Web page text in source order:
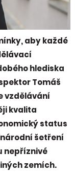
aby každé
hlediska
Tomáš
vzdělávání
kvalita
status
šetření
nepříznivé
zemích.